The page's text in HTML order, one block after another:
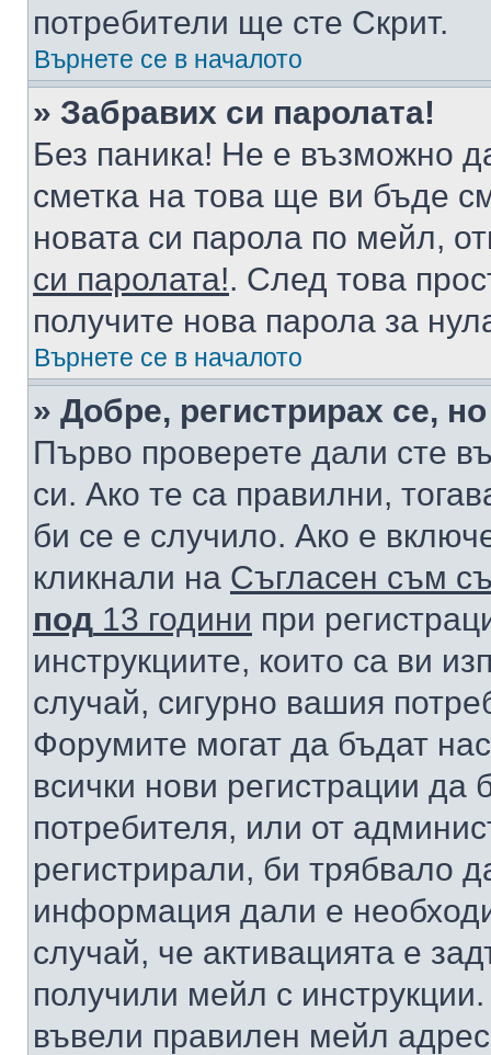
потребители ще сте Скрит.
Върнете се в началото
» Забравих си паролата!
Без паника! Не е възможно
сметка на това ще ви бъде
новата си парола по мейл,
си паролата!. След това
получите нова парола за
Върнете се в началото
» Добре, регистрирах се,
Първо проверете дали сте
си. Ако те са правилни,
би се е случило. Ако е
кликнали на Съгласен съм
под 13 години при
инструкциите, които са ви
случай, сигурно вашия
Форумите могат да бъдат
всички нови регистрации да
потребителя, или от
регистрирали, би трябвало
информация дали е
случай, че активацията е
получили мейл с
въвели правилен мейл